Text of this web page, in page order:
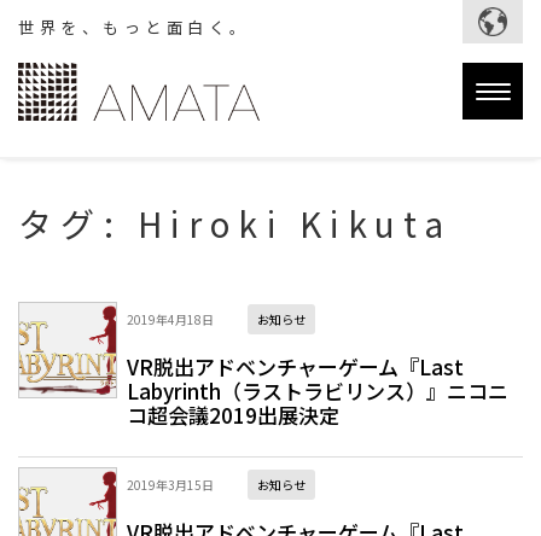
世界を、もっと面白く。
タグ: Hiroki Kikuta
2019年4月18日 お知らせ
VR脱出アドベンチャーゲーム『Last
Labyrinth（ラストラビリンス）』ニコニ
コ超会議2019出展決定
2019年3月15日 お知らせ